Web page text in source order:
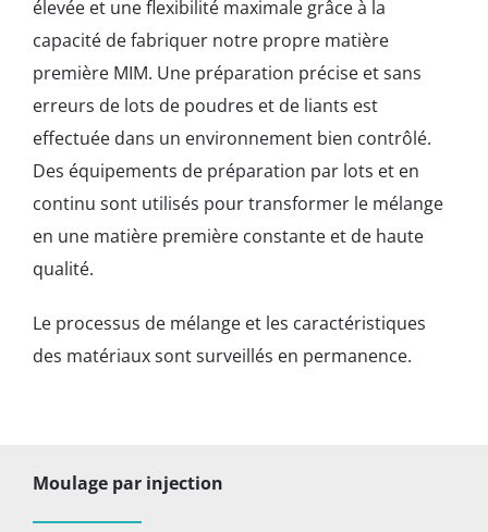
élevée et une flexibilité maximale grâce à la
capacité de fabriquer notre propre matière
première MIM. Une préparation précise et sans
erreurs de lots de poudres et de liants est
effectuée dans un environnement bien contrôlé.
Des équipements de préparation par lots et en
continu sont utilisés pour transformer le mélange
en une matière première constante et de haute
qualité.
Le processus de mélange et les caractéristiques
des matériaux sont surveillés en permanence.
Moulage par injection